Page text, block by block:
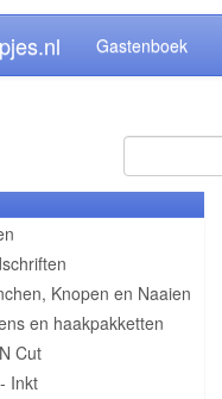
Gastenboek
Knopen en Naaien
en haakpakketten
Cut
Inkt